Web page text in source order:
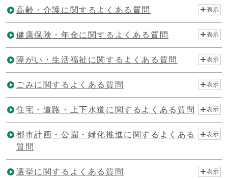
高齢・介護に関するよくある質問 表示
健康保険・年金に関するよくある質問 表示
障がい・生活福祉に関するよくある質問 表示
ごみに関するよくある質問 表示
住宅・道路・上下水道に関するよくある質問 表示
都市計画・公園・緑化推進に関するよくある
質問
表示
選挙に関するよくある質問 表示